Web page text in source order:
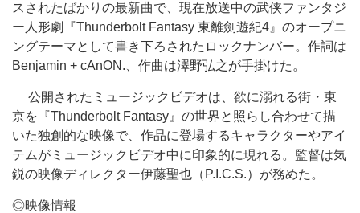
スされたばかりの最新曲で、現在放送中の武侠ファンタジ
ー人形劇『Thunderbolt Fantasy 東離劍遊紀4』のオープニ
ングテーマとして書き下ろされたロックナンバー。作詞は
Benjamin + cAnON.、作曲は澤野弘之が手掛けた。
公開されたミュージックビデオは、欲に溺れる街・東
京を『Thunderbolt Fantasy』の世界と照らし合わせて描
いた独創的な映像で、作品に登場するキャラクターやアイ
テムがミュージックビデオ中に印象的に現れる。監督は気
鋭の映像ディレクター伊藤聖也（P.I.C.S.）が務めた。
◎映像情報